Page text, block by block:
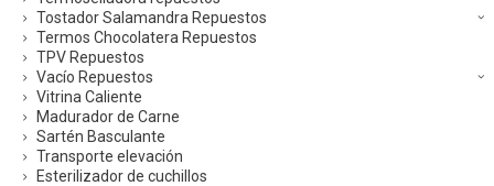
Tostador Salamandra Repuestos
Termos Chocolatera Repuestos
TPV Repuestos
Vacío Repuestos
Vitrina Caliente
Madurador de Carne
Sartén Basculante
Transporte elevación
Esterilizador de cuchillos